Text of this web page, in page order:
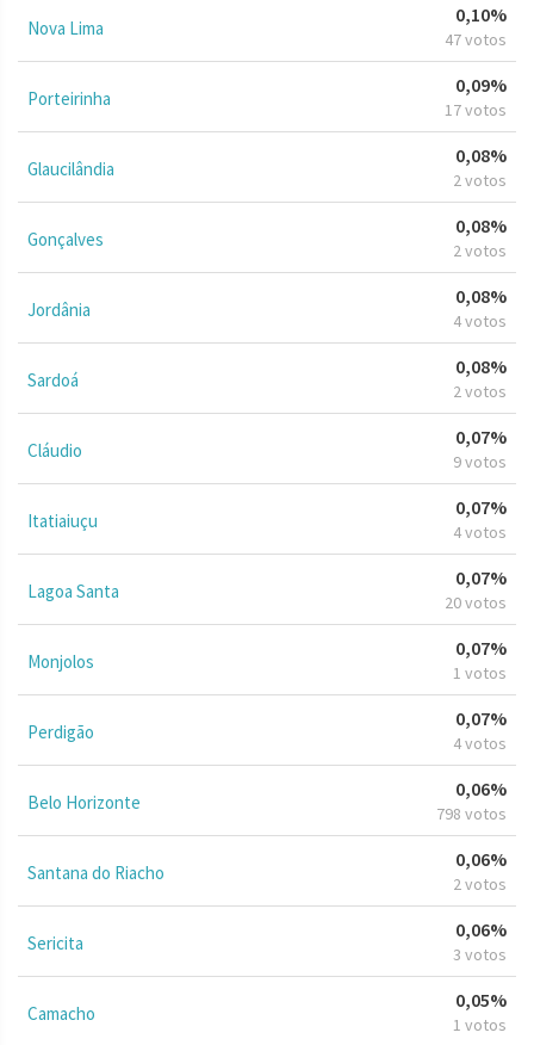
Nova Lima
0,10%
47 votos
Porteirinha
0,09%
17 votos
Glaucilândia
0,08%
2 votos
Gonçalves
0,08%
2 votos
Jordânia
0,08%
4 votos
Sardoá
0,08%
2 votos
Cláudio
0,07%
9 votos
Itatiaiuçu
0,07%
4 votos
Lagoa Santa
0,07%
20 votos
Monjolos
0,07%
1 votos
Perdigão
0,07%
4 votos
Belo Horizonte
0,06%
798 votos
Santana do Riacho
0,06%
2 votos
Sericita
0,06%
3 votos
Camacho
0,05%
1 votos